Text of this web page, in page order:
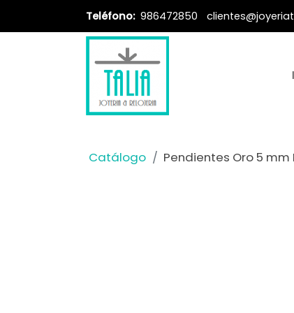
Teléfono: 986472850
Catálogo Pendientes Oro 5